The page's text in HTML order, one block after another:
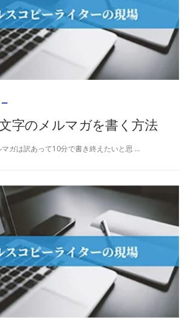
字のメルマガを書く方法
ガは訳あって10分で書き終えたいと思 …